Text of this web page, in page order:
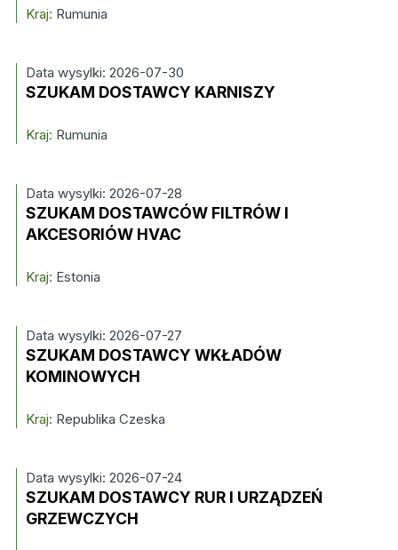
Kraj: Rumunia
Data wysylki: 2026-07-30
SZUKAM DOSTAWCY KARNISZY
Kraj: Rumunia
Data wysylki: 2026-07-28
SZUKAM DOSTAWCÓW FILTRÓW I
AKCESORIÓW HVAC
Kraj: Estonia
Data wysylki: 2026-07-27
SZUKAM DOSTAWCY WKŁADÓW
KOMINOWYCH
Kraj: Republika Czeska
Data wysylki: 2026-07-24
SZUKAM DOSTAWCY RUR I URZĄDZEŃ
GRZEWCZYCH